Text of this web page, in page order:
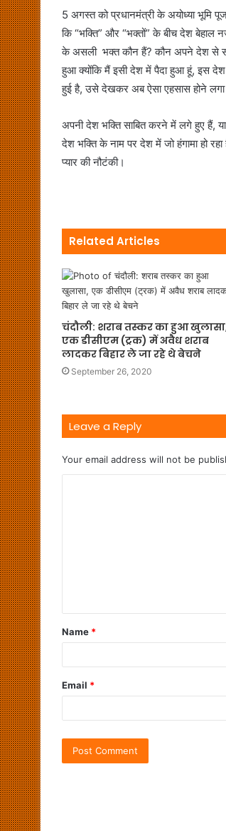
5 अगस्त को प्रधानमंत्री के अयोध्या भूमि
कि “भक्ति” और “भक्तों” के बीच देश बेहाल
के असली भक्त कौन हैं? कौन अपने देश से
हुआ क्योंकि मैं इसी देश में पैदा हुआ हूं, इस देश
हुई है, उसे देखकर अब ऐसा एहसास होने लगा
अपनी देश भक्ति साबित करने में लगे हुए हैं,
देश भक्ति के नाम पर देश में जो हंगामा हो
प्यार की नौटंकी।
Related Articles
चंदौली: शराब तस्कर का हुआ
एक डीसीएम (ट्रक) में अवैध शराब
लादकर बिहार ले जा रहे थे बेचने
September 26, 2020
Leave a Reply
Your email address will not be
Name *
Email *